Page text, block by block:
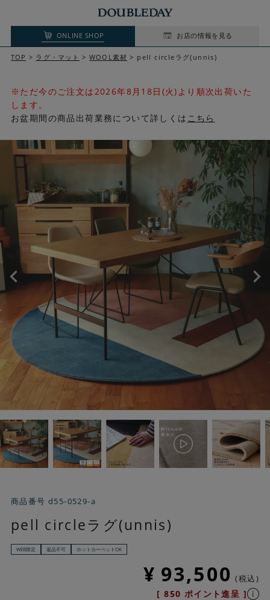
ONLINE SHOP お店の情報を見る
TOP ラグ・マット WOOL素材 pell circleラグ(unnis)
※ただ今のご注文は2026年8月18日(火)より順次出荷いた
します。
お盆期間の商品出荷業務について詳しくは こちら
商品番号 d55-0529-a
pell circleラグ(unnis)
WEB限定 返品不可 ホットカーペットOK
¥ 93,500 税込
[ 850 ポイント進呈 ]